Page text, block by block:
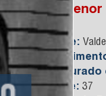
Valdenor
Nome:
Capturado
Idade: 37